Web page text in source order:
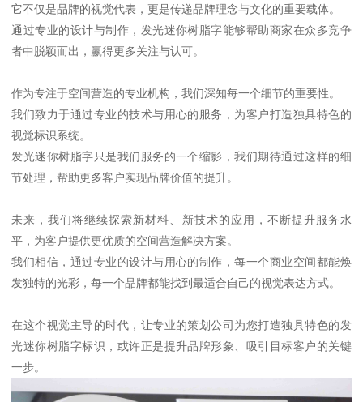
它不仅是品牌的视觉代表，更是传递品牌理念与文化的重要载体。
通过专业的设计与制作，发光迷你树脂字能够帮助商家在众多竞争
者中脱颖而出，赢得更多关注与认可。
作为专注于空间营造的专业机构，我们深知每一个细节的重要性。
我们致力于通过专业的技术与用心的服务，为客户打造独具特色的
视觉标识系统。
发光迷你树脂字只是我们服务的一个缩影，我们期待通过这样的细
节处理，帮助更多客户实现品牌价值的提升。
未来，我们将继续探索新材料、新技术的应用，不断提升服务水
平，为客户提供更优质的空间营造解决方案。
我们相信，通过专业的设计与用心的制作，每一个商业空间都能焕
发独特的光彩，每一个品牌都能找到最适合自己的视觉表达方式。
在这个视觉主导的时代，让专业的策划公司为您打造独具特色的发
光迷你树脂字标识，或许正是提升品牌形象、吸引目标客户的关键
一步。